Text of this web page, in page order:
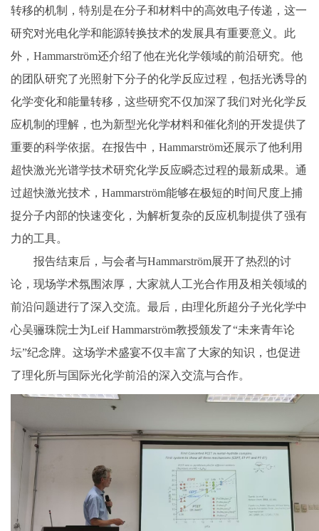
转移的机制，特别是在分子和材料中的高效电子传递，这一
研究对光电化学和能源转换技术的发展具有重要意义。此
外，Hammarström还介绍了他在光化学领域的前沿研究。他
的团队研究了光照射下分子的化学反应过程，包括光诱导的
化学变化和能量转移，这些研究不仅加深了我们对光化学反
应机制的理解，也为新型光化学材料和催化剂的开发提供了
重要的科学依据。在报告中，Hammarström还展示了他利用
超快激光光谱学技术研究化学反应瞬态过程的最新成果。通
过超快激光技术，Hammarström能够在极短的时间尺度上捕
捉分子内部的快速变化，为解析复杂的反应机制提供了强有
力的工具。
报告结束后，与会者与Hammarström展开了热烈的讨
论，现场学术氛围浓厚，大家就人工光合作用及相关领域的
前沿问题进行了深入交流。最后，由理化所超分子光化学中
心吴骊珠院士为Leif Hammarström教授颁发了“未来青年论
坛”纪念牌。这场学术盛宴不仅丰富了大家的知识，也促进
了理化所与国际光化学前沿的深入交流与合作。